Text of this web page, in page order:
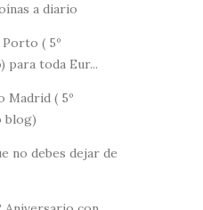
a diario
( 5º
para toda Eur...
Madrid ( 5º
blog)
no debes dejar de